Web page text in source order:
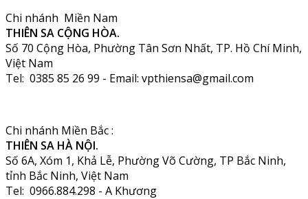
Chi nhánh Miền Nam
THIÊN SA CỘNG HÒA.
Số 70 Cộng Hòa, Phường Tân Sơn Nhất, TP. Hồ Chí Minh,
Việt Nam
Tel: 0385 85 26 99 - Email: vpthiensa@gmail.com
Chi nhánh Miền Bắc :
THIÊN SA HÀ NỘI.
Số 6A, Xóm 1, Khả Lễ, Phường Võ Cường, TP Bắc Ninh,
tỉnh Bắc Ninh, Việt Nam
Tel: 0966.884.298 - A Khương